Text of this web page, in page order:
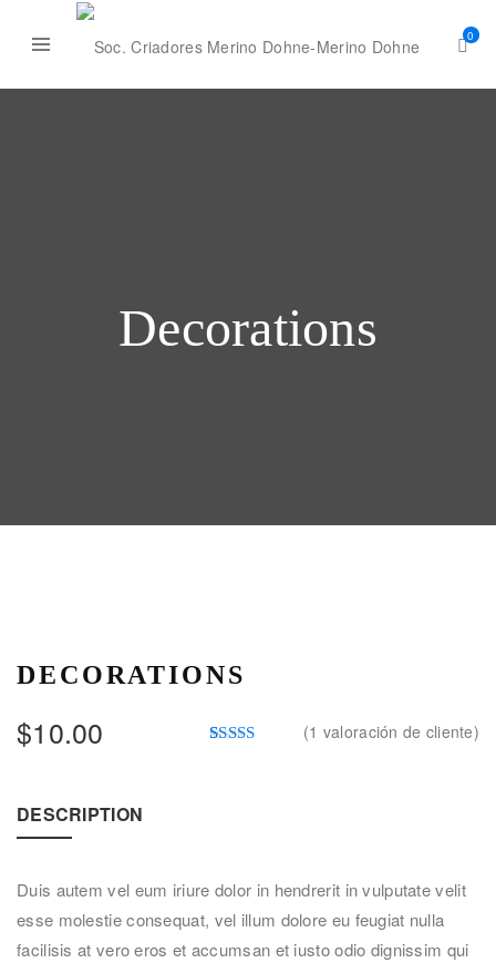
0
Decorations
DECORATIONS
(1 valoración de cliente)
$10.00
DESCRIPTION
Duis autem vel eum iriure dolor in hendrerit in vulputate velit
esse molestie consequat, vel illum dolore eu feugiat nulla
facilisis at vero eros et accumsan et iusto odio dignissim qui